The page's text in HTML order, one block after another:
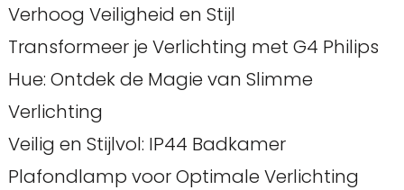
Verhoog Veiligheid en Stijl
Transformeer je Verlichting met G4 Philips
Hue: Ontdek de Magie van Slimme
Verlichting
Veilig en Stijlvol: IP44 Badkamer
Plafondlamp voor Optimale Verlichting